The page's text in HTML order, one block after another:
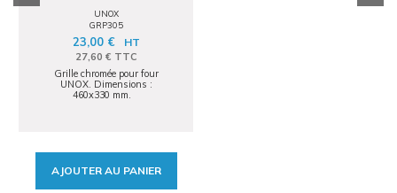
UNOX
GRP305
23,00 € HT
27,60 € TTC
Grille chromée pour four
UNOX. Dimensions :
460x330 mm.
AJOUTER AU PANIER